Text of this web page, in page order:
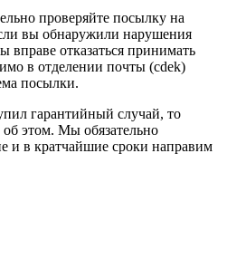
проверяйте посылку на
вы обнаружили нарушения
вправе отказаться принимать
в отделении почты (cdek)
посылки.
гарантийный случай, то
об этом. Мы обязательно
и в кратчайшие сроки направим